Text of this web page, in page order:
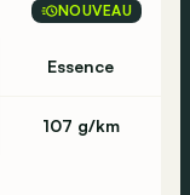
NOUVEAU
Essence
107 g/km